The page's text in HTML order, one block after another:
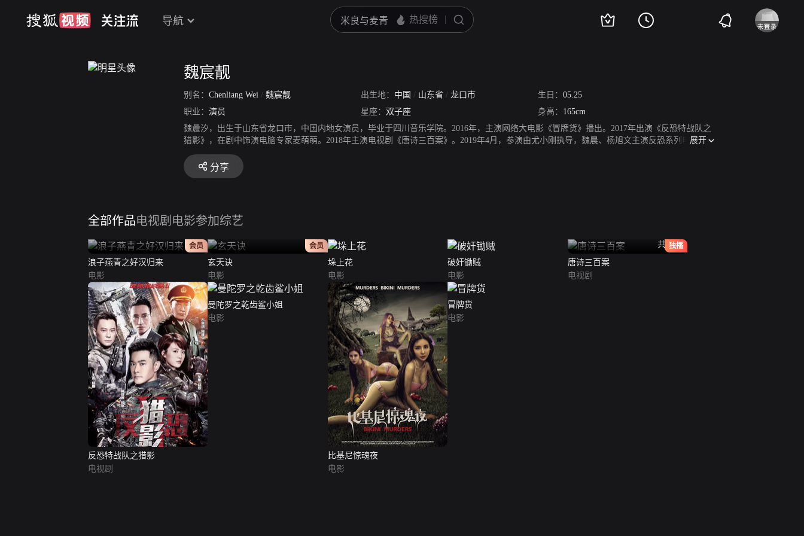
导航
魏宸靓
别名： Chenliang Wei / 魏宸靓 出生地： 中国 / 山东省 / 龙口市 生日： 05.25
职业： 演员 星座： 双子座 身高： 165cm
魏曟汐，出生于山东省龙口市，中国内地女演员，毕业于四川音乐学院。2016年，主演网络大电影《冒牌货》播出。2017年出演《反恐特战队之
猎影》，在剧中饰演电脑专家麦萌萌。2018年主演电视剧《唐诗三百案》。2019年4月，参演由尤小刚执导，魏晨、杨旭文主演反恐系列电视剧
《反恐特战队之天狼》，饰演徐筱雨。2020年出演由张开宙执导的古装电视剧《清平乐》，饰演杜有蘅；11月27日，参演电影《一号特工》开
机，在影片中饰演李悦。
展开
分享
全部作品电视剧 电影参加综艺
正片
会员
浪子燕青之好汉归来
电影
正片
会员
玄天诀
电影
垛上花
电影
破奸锄贼
电影
共20全
独播
唐诗三百案
电视剧
反恐特战队之猎影
电视剧
曼陀罗之乾齿鲨小姐
电影
比基尼惊魂夜
电影
冒牌货
电影